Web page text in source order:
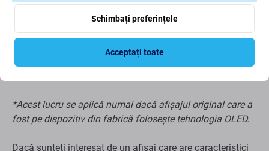
Consum mai mare de baterie în comparație cu
Display-ul Aftermarket PRO și Original*
Panou de afișare mai gros în comparație cu display-
*Acest lucru se aplică numai dacă afișajul original care a
fost pe dispozitiv din fabrică folosește tehnologia OLED.
Dacă sunteți interesat de un afișaj care are caracteristici
Schimbați preferințele
Acceptați toate